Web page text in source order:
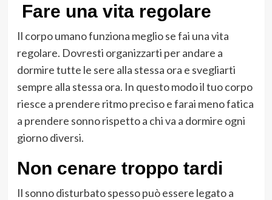
Fare una vita regolare
Il corpo umano funziona meglio se fai una vita
regolare. Dovresti organizzarti per andare a
dormire tutte le sere alla stessa ora e svegliarti
sempre alla stessa ora. In questo modo il tuo corpo
riesce a prendere ritmo preciso e farai meno fatica
a prendere sonno rispetto a chi va a dormire ogni
giorno diversi.
Non cenare troppo tardi
Il sonno disturbato spesso può essere legato a